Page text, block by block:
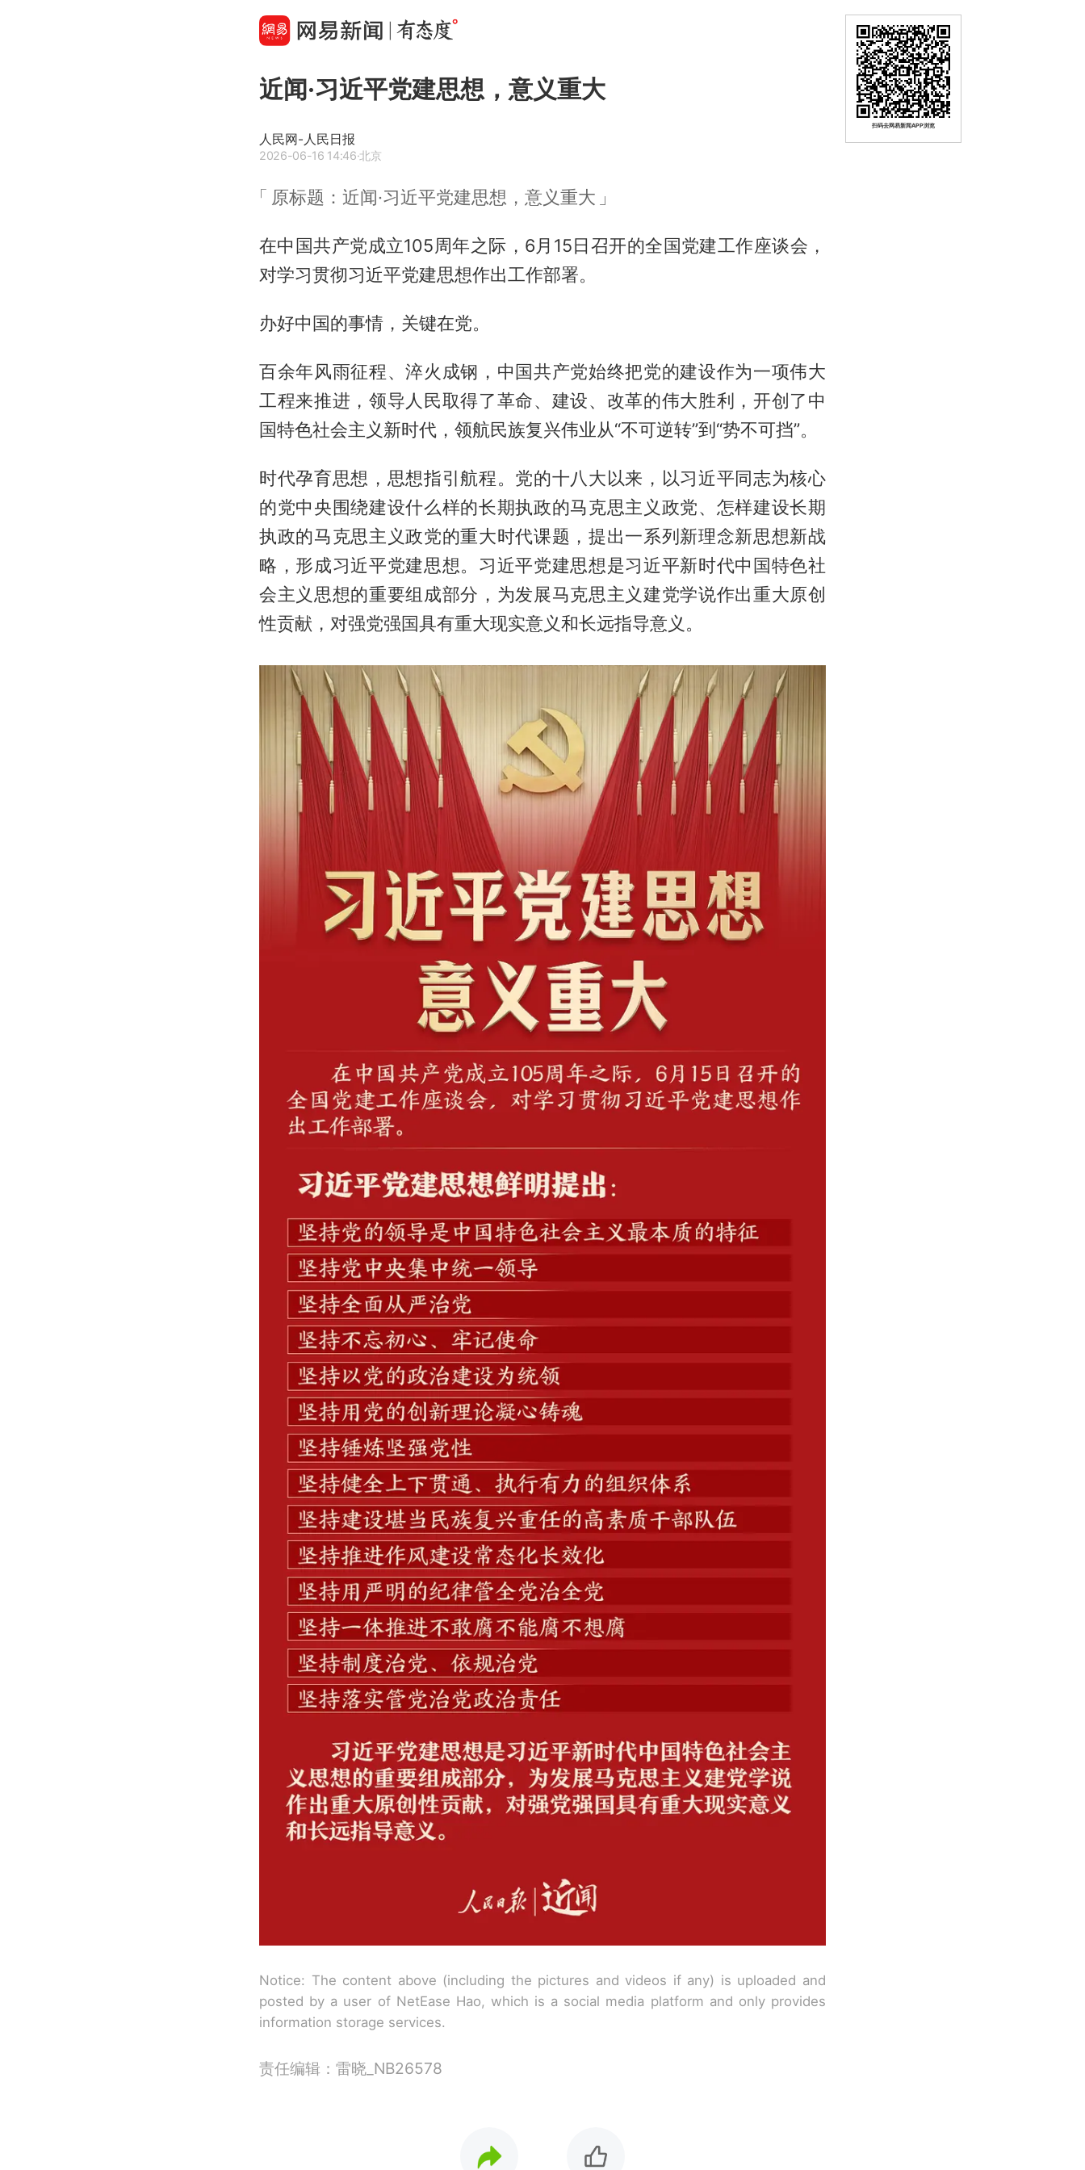
近闻·习近平党建思想，意义重大
人民网-人民日报
2026-06-16 14:46·北京
原标题：近闻·习近平党建思想，意义重大
在中国共产党成立105周年之际，6月15日召开的全国党建工作座谈会，
对学习贯彻习近平党建思想作出工作部署。
办好中国的事情，关键在党。
百余年风雨征程、淬火成钢，中国共产党始终把党的建设作为一项伟大
工程来推进，领导人民取得了革命、建设、改革的伟大胜利，开创了中
国特色社会主义新时代，领航民族复兴伟业从“不可逆转”到“势不可挡”。
时代孕育思想，思想指引航程。党的十八大以来，以习近平同志为核心
的党中央围绕建设什么样的长期执政的马克思主义政党、怎样建设长期
执政的马克思主义政党的重大时代课题，提出一系列新理念新思想新战
略，形成习近平党建思想。习近平党建思想是习近平新时代中国特色社
会主义思想的重要组成部分，为发展马克思主义建党学说作出重大原创
性贡献，对强党强国具有重大现实意义和长远指导意义。
Notice: The content above (including the pictures and videos if any) is uploaded and
posted by a user of NetEase Hao, which is a social media platform and only provides
information storage services.
责任编辑：雷晓_NB26578
扫码去网易新闻APP浏览